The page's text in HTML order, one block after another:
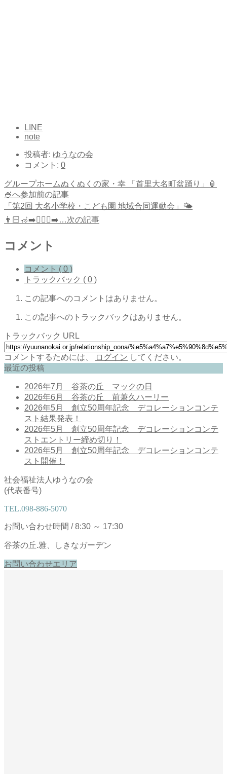
LINE
note
投稿者: ゆうなの会
コメント: 0
グループホームぬくぬくの家・幸 「首里大名町盆踊り」🏮
🍧へ参加前の記事
「第2回 大名小学校・こども園 地域合同運動会」🌤️
👨🏻‍🦽‍➡️🏃🏻‍♂️‍➡…次の記事
コメント
コメント ( 0 )
トラックバック ( 0 )
この記事へのコメントはありません。
この記事へのトラックバックはありません。
トラックバック URL
コメントするためには、 ログイン してください。
最近の投稿
2026年7月 谷茶の丘 マックの日
2026年6月 谷茶の丘 前兼久ハーリー
2026年5月 創立50周年記念 デコレーションコンテ
スト結果発表！
2026年5月 創立50周年記念 デコレーションコンテ
ストエントリー締め切り！
2026年5月 創立50周年記念 デコレーションコンテ
スト開催！
社会福祉法人ゆうなの会
(代表番号)
TEL.098-886-5070
お問い合わせ時間 / 8:30 ～ 17:30
谷茶の丘.雅、しきなガーデン
お問い合わせエリア